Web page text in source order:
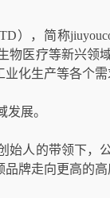
），简称
物医疗等新兴领
化生产等各个需
展。
始人的带领下，
牌走向更高的高